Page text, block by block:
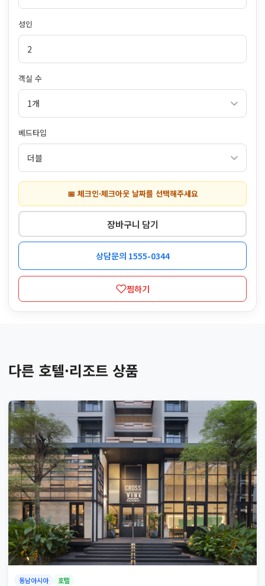
성인
객실 수
베드타입
📅 체크인·체크아웃 날짜를 선택해주세요
장바구니 담기
상담문의 1555-0344
찜하기
다른 호텔·리조트 상품
동남아시아 호텔